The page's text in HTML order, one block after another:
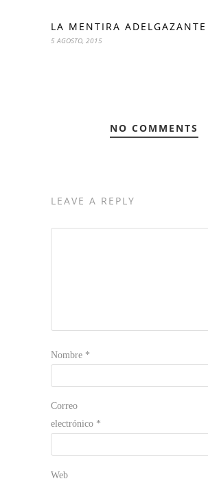
LA MENTIRA ADELGAZANTE
5 AGOSTO, 2015
NO COMMENTS
LEAVE A REPLY
Nombre *
Correo
electrónico *
Web